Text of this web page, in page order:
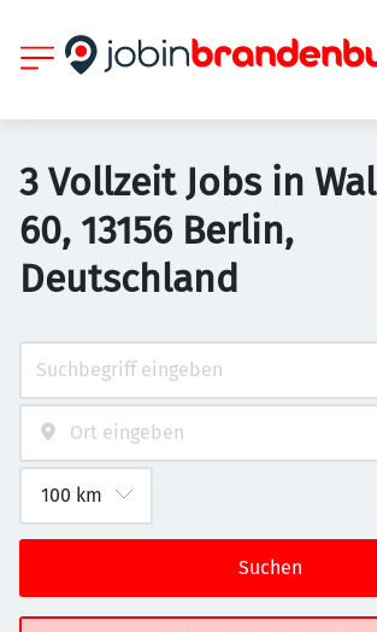
3 Vollzeit Jobs in
60, 13156 Berlin,
Deutschland
Suchen